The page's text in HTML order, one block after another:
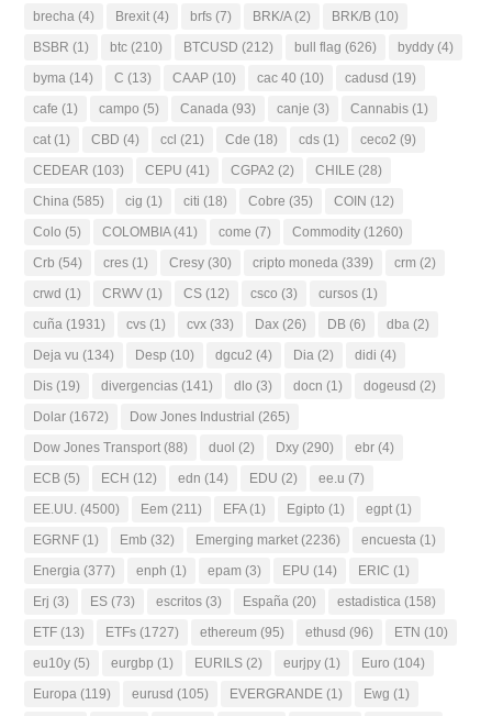
brecha (4) Brexit (4) brfs (7) BRK/A(2) BRK/B (10)
BSBR (1) btc (210) BTCUSD (212) bull flag (626) byddy (4)
byma (14) C (13) CAAP (10) cac 40 (10) cadusd (19)
cafe (1) campo (5) Canada (93) canje (3) Cannabis (1)
cat (1) CBD (4) ccl (21) Cde (18) cds (1) ceco2 (9)
CEDEAR (103) CEPU (41) CGPA2 (2) CHILE (28)
China (585) cig (1) citi (18) Cobre (35) COIN (12)
Colo (5) COLOMBIA(41) come (7) Commodity (1260)
Crb (54) cres (1) Cresy (30) cripto moneda (339) crm (2)
crwd (1) CRWV (1) CS (12) csco (3) cursos (1)
cuña (1931) cvs (1) cvx (33) Dax (26) DB (6) dba (2)
Deja vu (134) Desp (10) dgcu2 (4) Dia (2) didi (4)
Dis (19) divergencias (141) dlo (3) docn (1) dogeusd (2)
Dolar (1672) Dow Jones Industrial (265)
Dow Jones Transport (88) duol (2) Dxy (290) ebr (4)
ECB (5) ECH (12) edn (14) EDU (2) ee.u (7)
EE.UU. (4500) Eem (211) EFA(1) Egipto (1) egpt (1)
EGRNF (1) Emb (32) Emerging market (2236) encuesta (1)
Energia (377) enph (1) epam (3) EPU (14) ERIC (1)
Erj (3) ES (73) escritos (3) España (20) estadistica (158)
ETF (13) ETFs (1727) ethereum (95) ethusd (96) ETN (10)
eu10y (5) eurgbp (1) EURILS (2) eurjpy (1) Euro (104)
Europa (119) eurusd (105) EVERGRANDE (1) Ewg (1)